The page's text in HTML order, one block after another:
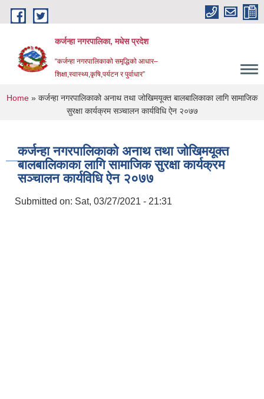
Skip to main content
कर्जन्हा नगरपालिका, मधेस प्रदेश
“कर्जन्हा नगरपालिकाको समृद्धिको आधार–
शिक्षा,स्वास्थ्य,कृषि,पर्यटन र पुर्वाधार”
You are here
Home » कर्जन्हा नगरपालिकाको अनाथ तथा जोखिमयूक्त बालबालिकाका लागि सामाजिक
सुरक्षा कार्यक्रम सञ्चालन कार्यविधि ऐन २०७७
कर्जन्हा नगरपालिकाको अनाथ तथा जोखिमयूक्त
बालबालिकाका लागि सामाजिक सुरक्षा कार्यक्रम
सञ्चालन कार्यविधि ऐन २०७७
Submitted on: Sat, 03/27/2021 - 21:31